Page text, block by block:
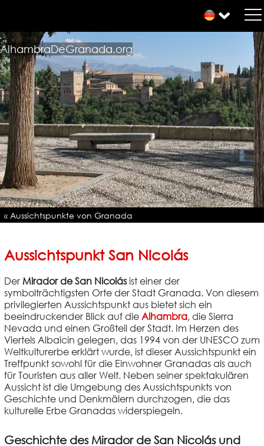
AlhambraDeGranada.org
« Aussichtspunkte von Granada
Aussichtspunkt San Nicolás
Der Mirador de San Nicolásist einer der
symbolträchtigsten Orte der Stadt Granada. Von diesem
privilegierten Aussichtspunkt aus bietet sich ein
beeindruckender Blick auf die Alhambra, die Sierra
Nevada und einen Großteil der Stadt. Im Herzen des
Viertels Albaicín gelegen, das 1994 von der UNESCO zum
Weltkulturerbe erklärt wurde, ist dieser Aussichtspunkt ein
Treffpunkt sowohl für die Einwohner Granadas als auch
für Touristen aus aller Welt. Neben seiner spektakulären
Aussicht ist die Umgebung des Aussichtspunkts von
Geschichte und Denkmälern durchzogen, die das
kulturelle Erbe Granadas widerspiegeln.
Geschichte des Mirador de San Nicolás und